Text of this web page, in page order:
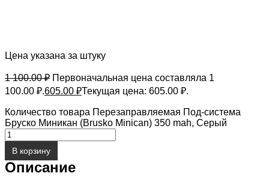
Цена указана за штуку
1 100.00₽ Первоначальная цена составляла 1
100.00 ₽.605.00 ₽Текущая цена: 605.00 ₽.
Количество товара Перезаправляемая Под-система
Бруско Миникан (Brusko Minican) 350 mah, Серый
В корзину
Описание